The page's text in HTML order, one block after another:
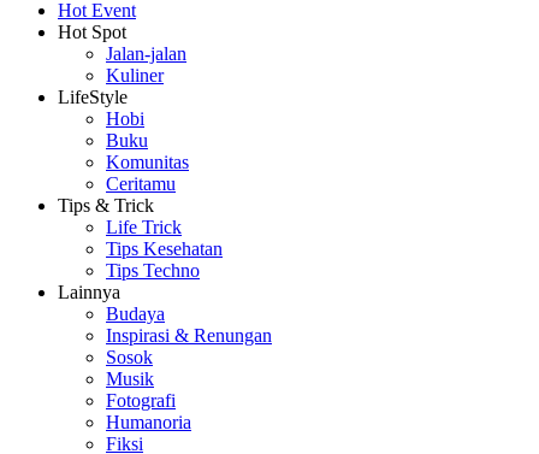
Hot Event
Hot Spot
Jalan-jalan
Kuliner
LifeStyle
Hobi
Buku
Komunitas
Ceritamu
Tips & Trick
Life Trick
Tips Kesehatan
Tips Techno
Lainnya
Budaya
Inspirasi & Renungan
Sosok
Musik
Fotografi
Humanoria
Fiksi